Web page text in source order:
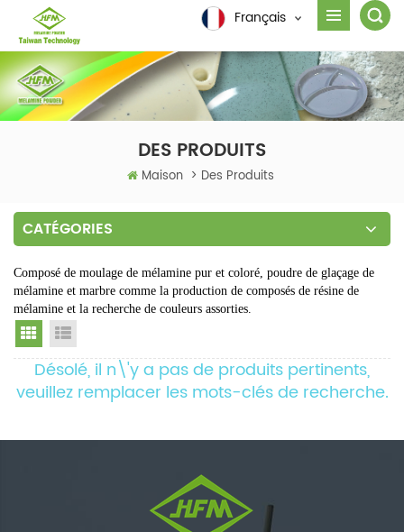
Français
DES PRODUITS
Maison > Des Produits
CATÉGORIES
Composé de moulage de mélamine pur et coloré, poudre de glaçage de
mélamine et marbre comme la production de composés de résine de
mélamine et la recherche de couleurs assorties.
Grid View
Désolé, il n\'y a pas de produits pertinents,
veuillez remplacer les mots-clés de recherche.